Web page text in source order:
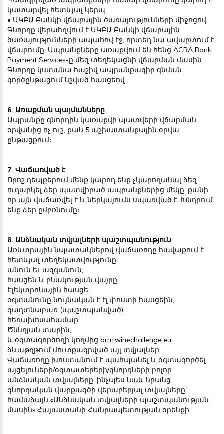
կատարվել հետևյալ կերպ.
• ԱԿԲԱ Բանկի վճարային ծառայությունների միջոցով.
Գնորդը վերահղվում է ԱԿԲԱ Բանկի վճարային
ծառայությունների ապահով էջ, որտեղ նա ավարտում է
վճարումը: Ապրանքները առաքվում են հենց ACBA Bank
Payment Services-ը մեզ տեղեկացնի վճարման մասին:
Գնորդը կստանա հաշիվ ապրանքագիր գնման
գործընթացում նշված հասցեով:
6. Առաքման պայմանները
Ապրանքը գնորդին կառաքվի պատվերի վճարման
օրվանից ոչ ուշ, քան 5 աշխատանքային օրվա
ընթացքում։
7. Վաճառված է
Որոշ դեպքերում մենք կարող ենք չկարողանալ ձեզ
ուղարկել ձեր պատվիրած ապրանքներից մեկը, քանի
որ այն վաճառվել է և ներկայումս սպառված է: Խնդրում
ենք ձեր ըմբռնումը։
8. Անձնական տվյալների պաշտպանություն
Առևտրային նպատակներով վաճառողը հավաքում է
հետևյալ տեղեկատվությունը.
անուն եւ ազգանուն;
հասցեն և բնակության վայրը;
Էլեկտրոնային հասցե;
օգտանունը նույնական է էլ.փոստի հասցեին;
գաղտնաբառ (պաշտպանված);
հեռախոսահամար;
Ծննդյան տարին;
և օգտագործողի կողմից arm.winechallenge.eu
ձևաթղթում մուտքագրված այլ տվյալներ
Վաճառողը խոստանում է պահպանել և օգտագործել
այցելուների/օգտատերերի/գնորդների բոլոր
անձնական տվյալները, ինչպես նաև նրանց
գնորդական վարքագծի վերաբերյալ տվյալները՝
համաձայն «Անձնական տվյալների պաշտպանության
մասին» Հայաստանի Հանրապետության օրենքի: